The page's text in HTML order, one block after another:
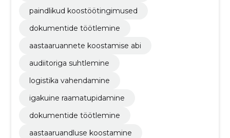
paindlikud koostöötingimused
dokumentide töötlemine
aastaaruannete koostamise abi
audiitoriga suhtlemine
logistika vahendamine
igakuine raamatupidamine
dokumentide töötlemine
aastaaruandluse koostamine